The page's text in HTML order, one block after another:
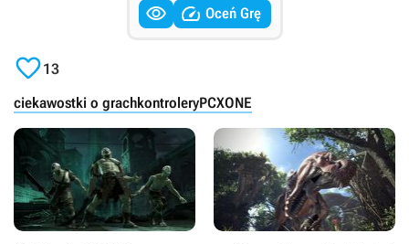
  Oceń Grę
13
ciekawostki o grachkontroleryPCXONE